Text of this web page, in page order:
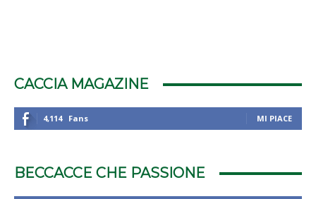
CACCIA MAGAZINE
4,114 Fans MI PIACE
BECCACCE CHE PASSIONE